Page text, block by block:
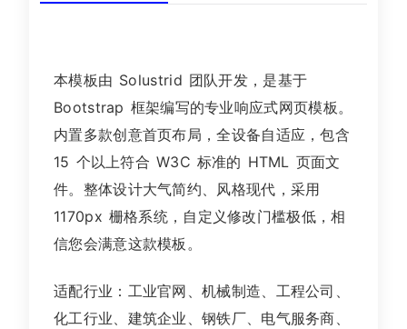
本模板由 Solustrid 团队开发，是基于
Bootstrap 框架编写的专业响应式网页模板。
内置多款创意首页布局，全设备自适应，包含
15 个以上符合 W3C 标准的 HTML 页面文
件。整体设计大气简约、风格现代，采用
1170px 栅格系统，自定义修改门槛极低，相
信您会满意这款模板。
适配行业：工业官网、机械制造、工程公司、
化工行业、建筑企业、钢铁厂、电气服务商、